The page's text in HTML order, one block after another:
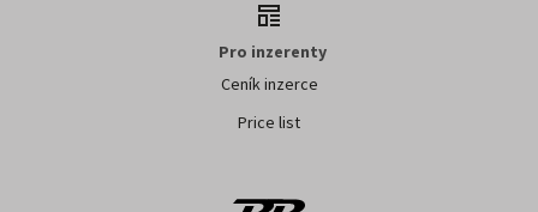
Pro inzerenty
Ceník inzerce
Price list